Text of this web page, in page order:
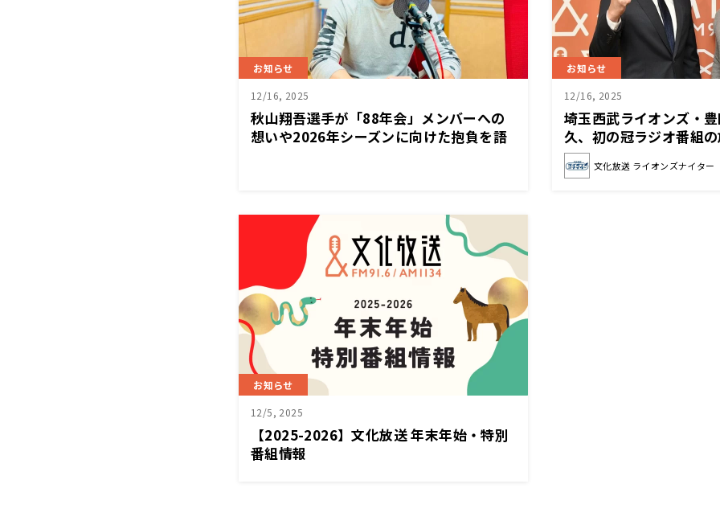
お知らせ
12/16, 2025
秋山翔吾選手が「88年会」メンバーへの
想いや2026年シーズンに向けた抱負を語
お知らせ
12/16, 2025
埼玉西武ライオンズ・
久、初の冠ラジオ番組
イオンズ激闘の裏側を
文化放送 ライオンズナイター
お知らせ
12/5, 2025
【2025-2026】文化放送 年末年始・特別
番組情報